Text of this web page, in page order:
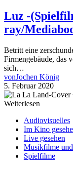
Luz -
ray/
Betritt eine
Firmengebäude, das
sich…
vonJochen König
5. Februar 2020
Weiterlesen
Audiovisuelles
Im Kino
Live gesehen
Musikfilme
Spielfilme